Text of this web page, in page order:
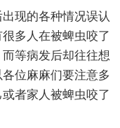
现的各种情况误认
多人在被蜱虫咬了
等病发后却往往想
位麻麻们要注意多
者家人被蜱虫咬了